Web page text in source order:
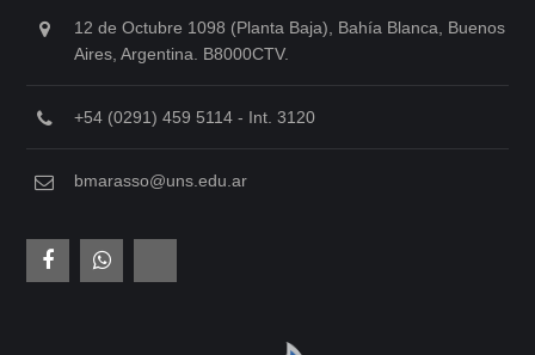
12 de Octubre 1098 (Planta Baja), Bahía Blanca, Buenos
Aires, Argentina. B8000CTV.
+54 (0291) 459 5114 - Int. 3120
bmarasso@uns.edu.ar